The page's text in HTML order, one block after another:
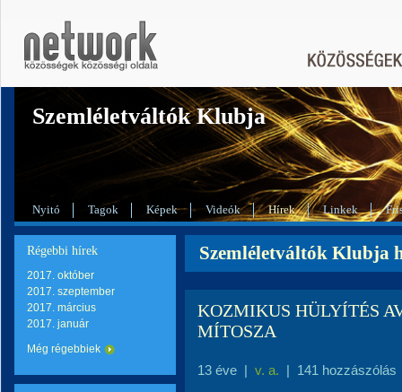
Szemléletváltók Klubja
Nyitó Tagok Képek Videók Hírek Linkek
Régebbi hírek
2017. október
2017. szeptember
2017. március
2017. január
Még régebbiek
Szemléletváltók Klubja
KOZMIKUS HÜLYÍTÉS
MÍTOSZA
13 éve | v. a. | 141 hozzászólás